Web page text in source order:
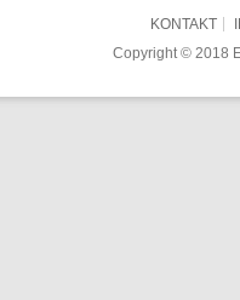
KONTAKT
Copyright © 2018